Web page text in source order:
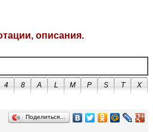
описания.
4 8 A L M P S T
X
Поделиться…